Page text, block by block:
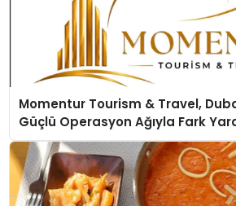
Momentur Tourism & Travel,
Güçlü Operasyon Ağıyla Fark